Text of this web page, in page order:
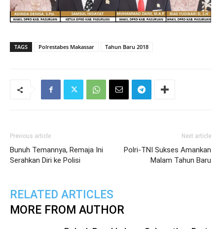
TAGS Polrestabes Makassar Tahun Baru 2018
Previous article
Bunuh Temannya, Remaja Ini
Serahkan Diri ke Polisi
Next article
Polri-TNI Sukses Amankan
Malam Tahun Baru
RELATED ARTICLES
MORE FROM AUTHOR